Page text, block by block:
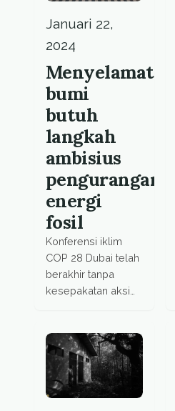
Januari 22,
2024
bumi
butuh
langkah
ambisius
pengurangan
energi
fosil
Konferensi iklim
COP 28 Dubai telah
berakhir tanpa
kesepakatan aksi
iklim. Energi fosil
masih dominan.